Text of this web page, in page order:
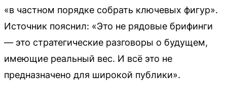
«в частном порядке собрать ключевых фигур».
Источник пояснил: «Это не рядовые брифинги
— это стратегические разговоры о будущем,
имеющие реальный вес. И всё это не
предназначено для широкой публики».